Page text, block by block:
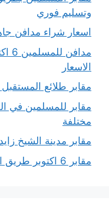
وتسليم فوري
اسعار شراء مدافن
الاسعار
مقابر طلائع
مقابر للمسلمين في
مختلفة
مقابر مدينة الشيخ زايد
مقابر 6 اكتوبر طريق الواحات للبيع